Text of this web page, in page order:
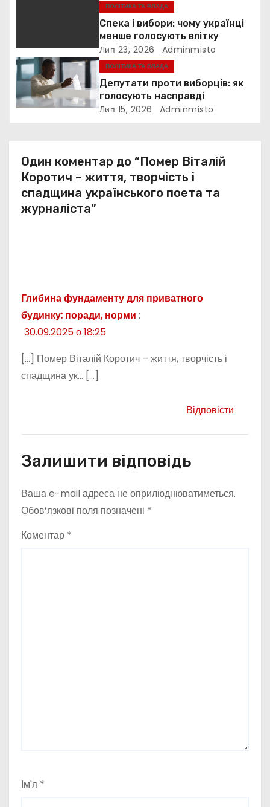
с
і
в
ПОЛІТИКА ТА ВЛАДА
Спека і вибори: чому українці
менше голосують влітку
Лип 23, 2026 Adminmisto
ПОЛІТИКА ТА ВЛАДА
Депутати проти виборців: як
голосують насправді
Лип 15, 2026 Adminmisto
Один коментар до “Помер Віталій
Коротич – життя, творчість і
спадщина українського поета та
журналіста”
Глибина фундаменту для приватного
будинку: поради, норми :
30.09.2025 о 18:25
[…] Помер Віталій Коротич – життя, творчість і
спадщина ук… […]
Відповісти
Залишити відповідь
Ваша e-mail адреса не оприлюднюватиметься.
Обов’язкові поля позначені *
Коментар *
Ім'я *